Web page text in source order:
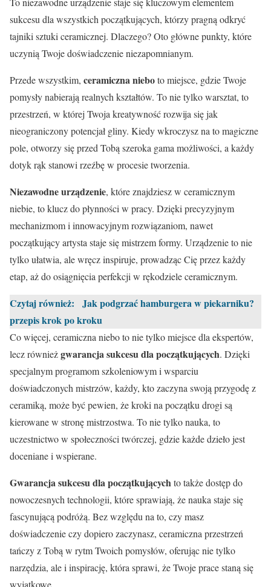
sukcesu dla wszystkich początkujących, którzy pragną odkryć
tajniki sztuki ceramicznej. Dlaczego? Oto główne punkty, które
uczynią Twoje doświadczenie niezapomnianym.
Przede wszystkim, ceramiczna nieboto miejsce, gdzie Twoje
pomysły nabierają realnych kształtów. To nie tylko warsztat, to
przestrzeń, w której Twoja kreatywność rozwija się jak
nieograniczony potencjał gliny. Kiedy wkroczysz na to magiczne
pole, otworzy się przed Tobą szeroka gama możliwości, a każdy
dotyk rąk stanowi rzeźbę w procesie tworzenia.
Niezawodne urządzenie, które znajdziesz w ceramicznym
niebie, to klucz do płynności w pracy. Dzięki precyzyjnym
mechanizmom i innowacyjnym rozwiązaniom, nawet
początkujący artysta staje się mistrzem formy. Urządzenie to nie
tylko ułatwia, ale wręcz inspiruje, prowadząc Cię przez każdy
etap, aż do osiągnięcia perfekcji w rękodziele ceramicznym.
Czytaj również:
Jak podgrzać hamburgera w piekarniku?
przepis krok po kroku
Co więcej, ceramiczna niebo to nie tylko miejsce dla ekspertów,
lecz równieżgwarancja sukcesu dla początkujących. Dzięki
specjalnym programom szkoleniowym i wsparciu
doświadczonych mistrzów, każdy, kto zaczyna swoją przygodę z
ceramiką, może być pewien, że kroki na początku drogi są
kierowane w stronę mistrzostwa. To nie tylko nauka, to
uczestnictwo w społeczności twórczej, gdzie każde dzieło jest
doceniane i wspierane.
Gwarancja sukcesu dla początkującychto także dostęp do
nowoczesnych technologii, które sprawiają, że nauka staje się
fascynującą podróżą. Bez względu na to, czy masz
doświadczenie czy dopiero zaczynasz, ceramiczna przestrzeń
tańczy z Tobą w rytm Twoich pomysłów, oferując nie tylko
narzędzia, ale i inspirację, która sprawi, że Twoje prace staną się
wyjątkowe.